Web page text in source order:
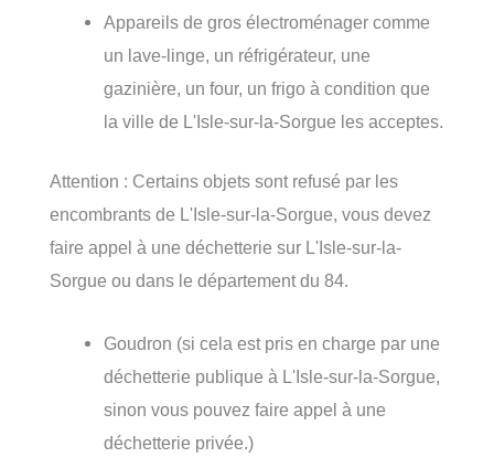
Appareils de gros électroménager comme
un lave-linge, un réfrigérateur, une
gazinière, un four, un frigo à condition que
la ville de L'Isle-sur-la-Sorgue les acceptes.
Attention : Certains objets sont refusé par les
encombrants de L'Isle-sur-la-Sorgue, vous devez
faire appel à une déchetterie sur L'Isle-sur-la-
Sorgue ou dans le département du 84.
Goudron (si cela est pris en charge par une
déchetterie publique à L'Isle-sur-la-Sorgue,
sinon vous pouvez faire appel à une
déchetterie privée.)